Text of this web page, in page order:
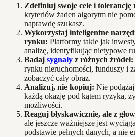
Zdefiniuj swoje cele i tolerancję
kryteriów żaden algorytm nie
naprawdę szukasz.
Wykorzystaj inteligentne
rynku: Platformy takie jak
analizę, identyfikując nietypowe
Badaj sygnały z różnych źródeł:
rynku nieruchomości, funduszy i
zobaczyć cały obraz.
Analizuj, nie kopiuj: Nie
każdą okazję pod kątem ryzyka,
możliwości.
Reaguj błyskawicznie, ale z
ale jeszcze ważniejsze jest
podstawie pełnych danych, a nie